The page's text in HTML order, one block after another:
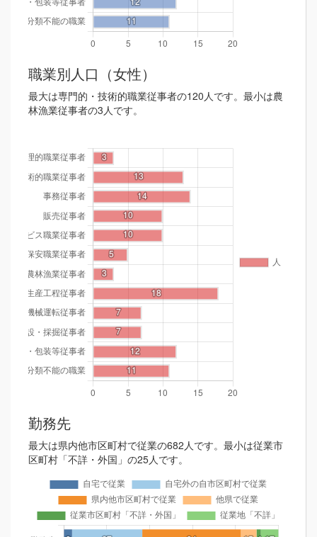
職業別人口（女性）
最大は専門的・技術的職業従事者の120人です。最小は農
林漁業従事者の3人です。
勤務先
最大は県内他市区町村で従業の682人です。最小は従業市
区町村「不詳・外国」の25人です。